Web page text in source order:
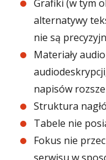
Grafiki (w tym
alternatywy
nie są
Materiały
napisów
Struktura
Tabele nie
Fokus nie